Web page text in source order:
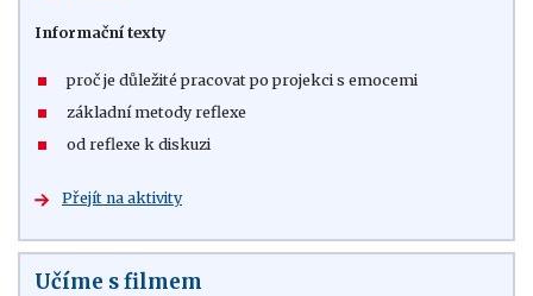
Informační texty
proč je důležité pracovat po projekci s emocemi
základní metody reflexe
od reflexe k diskuzi
Přejít na aktivity
Učíme s filmem